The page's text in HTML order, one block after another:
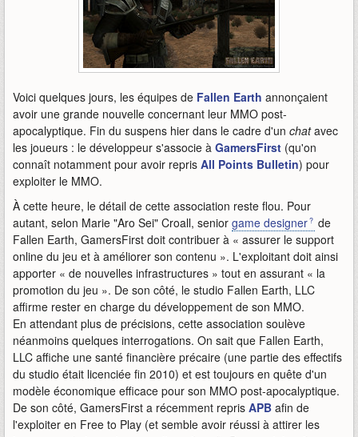
Voici quelques jours, les équipes de Fallen Earth annonçaient
avoir une grande nouvelle concernant leur MMO post-
apocalyptique. Fin du suspens hier dans le cadre d'un chatavec
les joueurs : le développeur s'associe à GamersFirst (qu'on
connaît notamment pour avoir repris All Points Bulletin) pour
exploiter le MMO.
À cette heure, le détail de cette association reste flou. Pour
autant, selon Marie "Aro Sei" Croall, senior game designer
de
Fallen Earth, GamersFirst doit contribuer à « assurer le support
online du jeu et à améliorer son contenu ». L'exploitant doit ainsi
apporter « de nouvelles infrastructures » tout en assurant « la
promotion du jeu ». De son côté, le studio Fallen Earth, LLC
affirme rester en charge du développement de son MMO.
En attendant plus de précisions, cette association soulève
néanmoins quelques interrogations. On sait que Fallen Earth,
LLC affiche une santé financière précaire (une partie des effectifs
du studio était licenciée fin 2010) et est toujours en quête d'un
modèle économique efficace pour son MMO post-apocalyptique.
De son côté, GamersFirst a récemment repris APB afin de
l'exploiter en Free to Play (et semble avoir réussi à attirer les